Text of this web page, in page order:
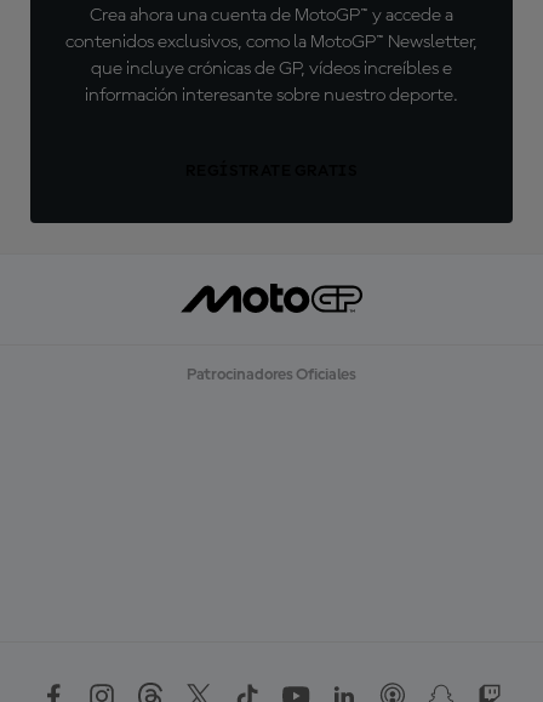
Crea ahora una cuenta de MotoGP™ y accede a
contenidos exclusivos, como la MotoGP™ Newsletter,
que incluye crónicas de GP, vídeos increíbles e
información interesante sobre nuestro deporte.
Patrocinadores Oficiales